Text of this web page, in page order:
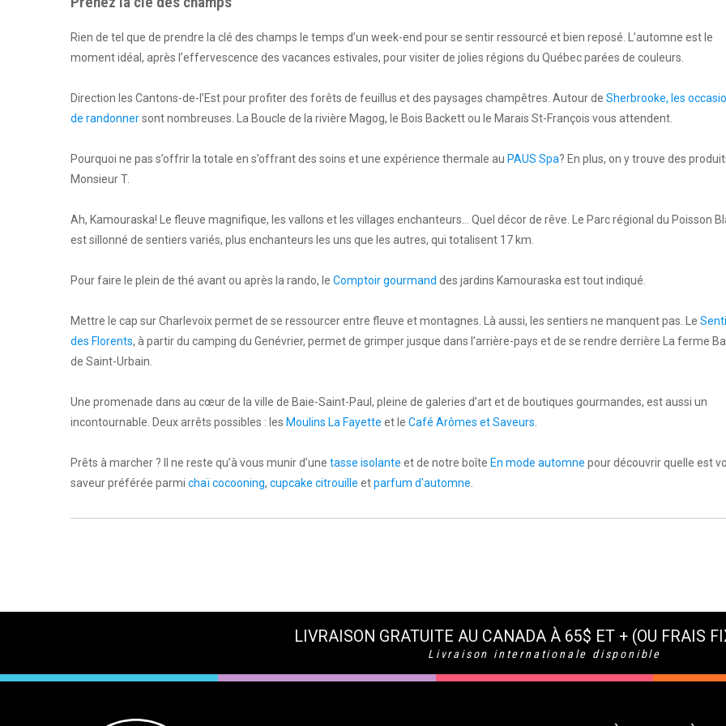
Rien de tel que de prendre la clé des champs le temps d’un week-end pour se sentir ressourcé et bien reposé. L’automne est le
moment idéal, après l’effervescence des vacances estivales, pour visiter de jolies régions du Québec parées de couleurs.
Direction les Cantons-de-l’Est pour profiter des forêts de feuillus et des paysages champêtres. Autour de Sherbrooke, les
de randonnersont nombreuses. La Boucle de la rivière Magog, le Bois Backett ou le Marais St-François vous attendent.
Pourquoi ne pas s’offrir la totale en s’offrant des soins et une expérience thermale au PAUS Spa? En plus, on y trouve des
Monsieur T.
Ah, Kamouraska! Le fleuve magnifique, les vallons et les villages enchanteurs… Quel décor de rêve. Le Parc régional du Poisson
est sillonné de sentiers variés, plus enchanteurs les uns que les autres, qui totalisent 17 km.
Pour faire le plein de thé avant ou après la rando, le Comptoir gourmand des jardins Kamouraska est tout indiqué.
Mettre le cap sur Charlevoix permet de se ressourcer entre fleuve et montagnes. Là aussi, les sentiers ne manquent pas. Le
des Florents, à partir du camping du Genévrier, permet de grimper jusque dans l’arrière-pays et de se rendre derrière La ferme
de Saint-Urbain.
Une promenade dans au cœur de la ville de Baie-Saint-Paul, pleine de galeries d’art et de boutiques gourmandes, est aussi un
incontournable. Deux arrêts possibles : les Moulins La Fayette et le Café Arômes et Saveurs
Prêts à marcher ? Il ne reste qu’à vous munir d’une tasse isolante et de notre boîte En mode automne pour découvrir quelle est
saveur préférée parmi chaï cocooning, cupcake citrouille etparfum d'automne
LIVRAISON GRATUITE AU CANADA À 65$ ET + (OU FRAIS
Livraison internationale disponible